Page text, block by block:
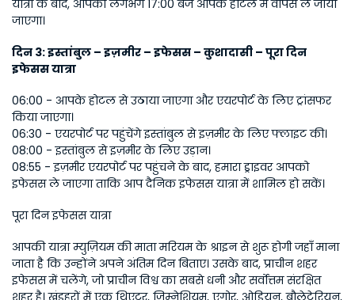
यात्रा के बाद, आपको लगभग 17:00 बजे आपके होटल में वापस ले जाया
जाएगा।
दिन 3: इस्तांबुल – इज़मीर – इफेसस – कुशादासी – पूरा दिन
इफेसस यात्रा
06:00 - आपके होटल से उठाया जाएगा और एयरपोर्ट के लिए ट्रांसफर
किया जाएगा।
06:30 - एयरपोर्ट पर पहुंचेंगे इस्तांबुल से इज़मीर के लिए फ्लाइट की।
08:00 - इस्तांबुल से इज़मीर के लिए उड़ान।
08:55 - इज़मीर एयरपोर्ट पर पहुंचने के बाद, हमारा ड्राइवर आपको
इफेसस ले जाएगा ताकि आप दैनिक इफेसस यात्रा में शामिल हो सकें।
पूरा दिन इफेसस यात्रा
आपकी यात्रा म्युज़ियम की माता मरियम के श्राइन से शुरू होगी जहाँ माना
जाता है कि उन्होंने अपने अंतिम दिन बिताए। उसके बाद, प्राचीन शहर
इफेसस में चलेंगे, जो प्राचीन विश्व का सबसे धनी और सर्वोत्तम संरक्षित
शहर है। खंडहरों में एक थिएटर, जिम्नेशियम, एगोर, ओडियन, बौलेटेरियन,